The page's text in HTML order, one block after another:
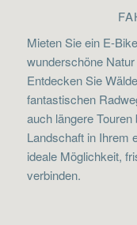
Mieten Sie ein E-
wunderschöne
Entdecken Sie
fantastischen
auch längere
Landschaft in Ihrem
ideale Möglichkeit,
verbinden.